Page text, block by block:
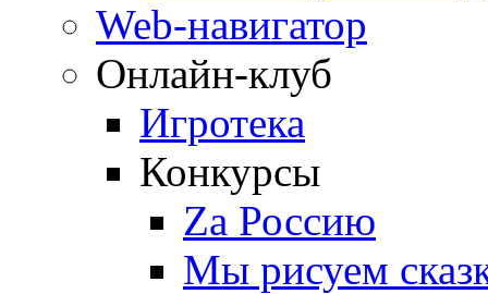
Web-навигатор
Онлайн-клуб
Игротека
Конкурсы
Zа Россию
Мы рисуем